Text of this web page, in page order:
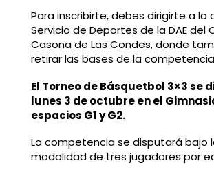
Para inscribirte, debes dirigirte a la
Servicio de Deportes de la DAE del
Casona de Las Condes, donde
retirar las bases de la
El Torneo de Básquetbol 3×3 se
lunes 3 de octubre en el
espacios G1 y G2.
La competencia se disputará bajo
modalidad de tres jugadores por